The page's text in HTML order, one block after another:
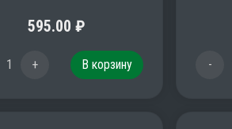
595.00 ₽
1 + В корзину -